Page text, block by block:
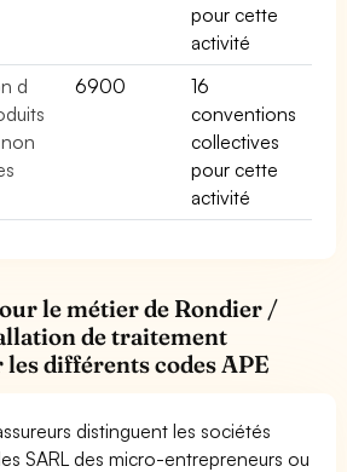
pour cette
activité
d
6900
16
conventions
collectives
pour cette
activité
le métier de Rondier /
de traitement
différents codes APE
distinguent les sociétés
SARL des micro-entrepreneurs ou